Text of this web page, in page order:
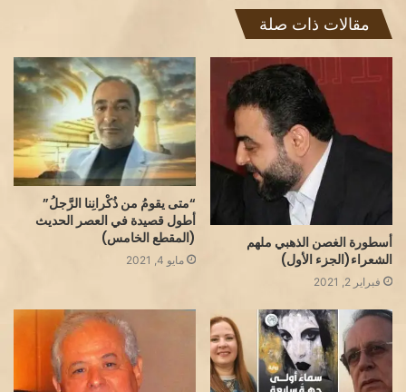
مقالات ذات صلة
أسطورة الغصن الذهبي ملهم
الشعراء(الجزء الأول)
فبراير 2, 2021
“متى يقومُ من ذُكْرانِنا الرَّجلُ”
أطول قصيدة في العصر الحديث
(المقطع الخامس)
مايو 4, 2021